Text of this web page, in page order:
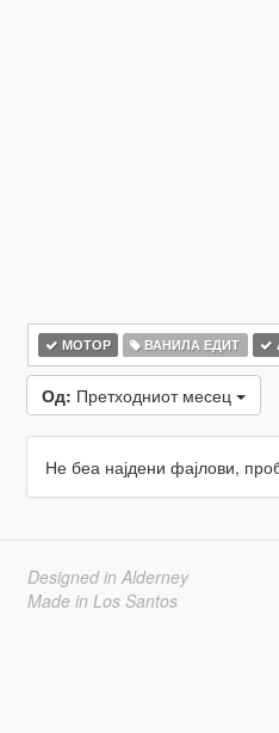
МОТОР ВАНИЛА ЕДИТ
Од: Претходниот месец
Не беа најдени фајлови,
Designed in Alderney
Made in Los Santos